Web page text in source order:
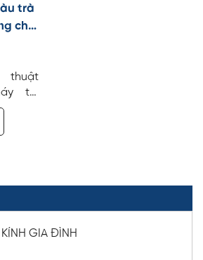
trà
cho
tải
điểm
kg
sinh
KÍNH GIA ĐÌNH